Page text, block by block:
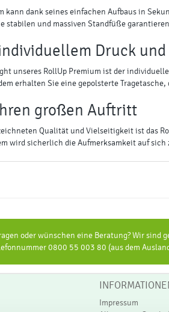
kann dank seines einfachen Aufbaus in
stabilen und massiven Standfüße
Druck und
unseres RollUp Premium ist der
erhalten Sie eine gepolsterte
großen Auftritt
Qualität und Vielseitigkeit ist das
wird sicherlich die Aufmerksamkeit auf
oder wünschen eine Beratung? Wir
0800 55 003 80 (aus dem
Impressum